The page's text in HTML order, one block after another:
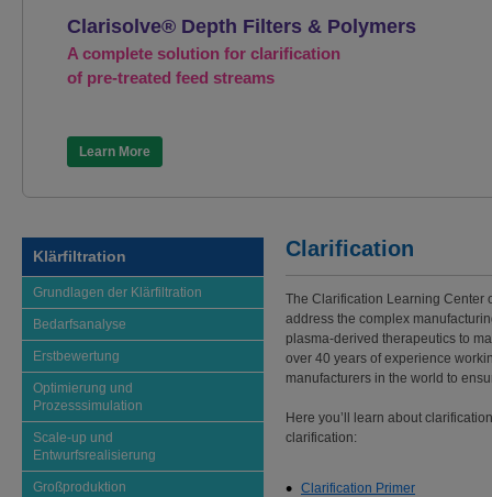
Clarisolve® Depth Filters & Polymers
A complete solution for clarification
of pre-treated feed streams
Learn More
Klärfiltration
Grundlagen der Klärfiltration
Bedarfsanalyse
Erstbewertung
Optimierung und
Prozesssimulation
Scale-up und
Entwurfsrealisierung
Großproduktion
Clarification
The Clarification Learning Center
address the complex
plasma-derived therapeutics to
over 40 years of experience
manufacturers in the world to
Here you’ll learn about
clarification:
Clarification Primer